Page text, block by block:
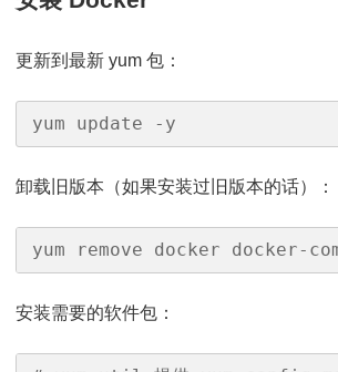
更新到最新 yum 包：
yum update -y
卸载旧版本（如果安装过旧版本的话）：
yum remove docker docker-
安装需要的软件包：